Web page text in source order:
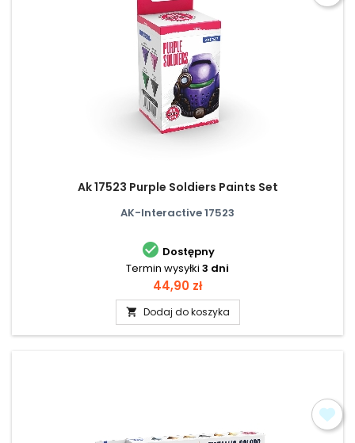
Ak 17523 Purple Soldiers Paints Set
AK-Interactive 17523
 Dostępny
Termin wysyłki 3 dni
Cena
44,90 zł
 Dodaj do koszyka